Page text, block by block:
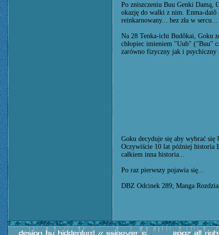
Po zniszczeniu Buu Genki Damą,
okazję do walki z nim. Enma-daiô
reinkarnowany... bez zła w
Na 28 Tenka-ichi Budôkai, Goku
chłopiec imieniem "Uub" ("Buu"
zarówno fizyczny jak i psychiczny
Goku decyduje się aby wybrać
Oczywiście 10 lat później historia
całkiem inna historia...
Po raz pierwszy pojawia się...
DBZ Odcinek 289; Manga